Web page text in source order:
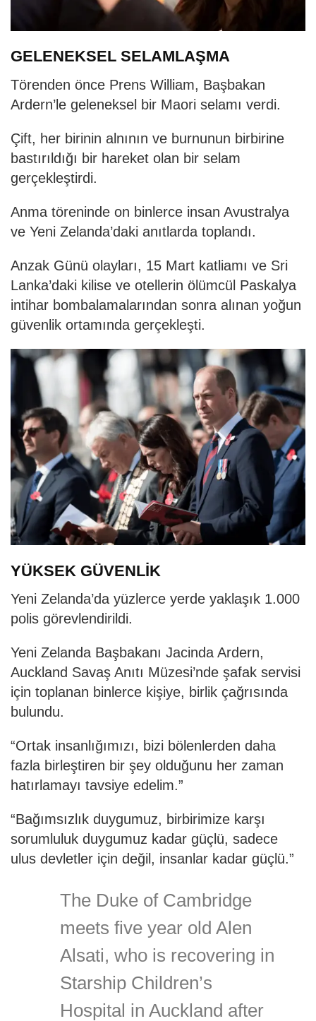
GELENEKSEL SELAMLAŞMA
Törenden önce Prens William, Başbakan
Ardern’le geleneksel bir Maori selamı verdi.
Çift, her birinin alnının ve burnunun birbirine
bastırıldığı bir hareket olan bir selam
gerçekleştirdi.
Anma töreninde on binlerce insan Avustralya
ve Yeni Zelanda’daki anıtlarda toplandı.
Anzak Günü olayları, 15 Mart katliamı ve Sri
Lanka’daki kilise ve otellerin ölümcül Paskalya
intihar bombalamalarından sonra alınan yoğun
güvenlik ortamında gerçekleşti.
YÜKSEK GÜVENLİK
Yeni Zelanda’da yüzlerce yerde yaklaşık 1.000
polis görevlendirildi.
Yeni Zelanda Başbakanı Jacinda Ardern,
Auckland Savaş Anıtı Müzesi’nde şafak servisi
için toplanan binlerce kişiye, birlik çağrısında
bulundu.
“Ortak insanlığımızı, bizi bölenlerden daha
fazla birleştiren bir şey olduğunu her zaman
hatırlamayı tavsiye edelim.”
“Bağımsızlık duygumuz, birbirimize karşı
sorumluluk duygumuz kadar güçlü, sadece
ulus devletler için değil, insanlar kadar güçlü.”
The Duke of Cambridge
meets five year old Alen
Alsati, who is recovering in
Starship Children’s
Hospital in Auckland after